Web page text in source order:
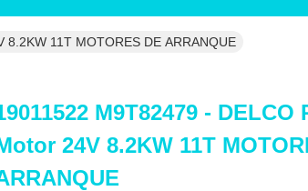
11T MOTORES DE ARRANQUE
M9T82479 - DELCO
24V 8.2KW 11T